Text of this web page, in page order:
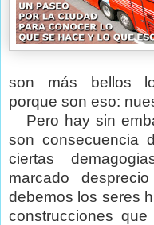
son más bellos
porque son eso:
Pero hay sin
son consecuencia
ciertas
marcado
debemos los seres
construcciones